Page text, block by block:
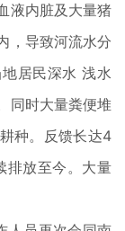
液内脏及大量猪
，导致河流水分
居民深水 浅水
同时大量粪便堆
种。反馈长达4
排放至今。大量